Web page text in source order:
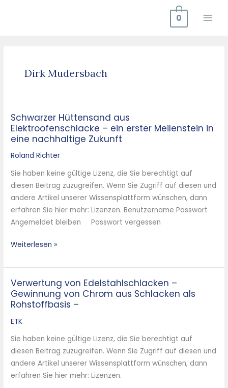
0
Dirk Mudersbach
Schwarzer Hüttensand aus
Elektroofenschlacke – ein erster Meilenstein in
eine nachhaltige Zukunft
Roland Richter
Sie haben keine gültige Lizenz, die Sie berechtigt auf
diesen Beitrag zuzugreifen. Wenn Sie Zugriff auf diesen und
andere Artikel unserer Wissensplattform wünschen, dann
erfahren Sie hier mehr: Lizenzen. Benutzername Passwort
Angemeldet bleiben Passwort vergessen
Schwarzer
Hüttensand
aus
Elektroofenschlacke
ein
erster
Meilenstein
in
eine
nachhaltige
Weiterlesen »
Verwertung von Edelstahlschlacken –
Gewinnung von Chrom aus Schlacken als
Rohstoffbasis –
ETK
Sie haben keine gültige Lizenz, die Sie berechtigt auf
diesen Beitrag zuzugreifen. Wenn Sie Zugriff auf diesen und
andere Artikel unserer Wissensplattform wünschen, dann
erfahren Sie hier mehr: Lizenzen.
Verwertung
von
Edelstahlschlacken
–